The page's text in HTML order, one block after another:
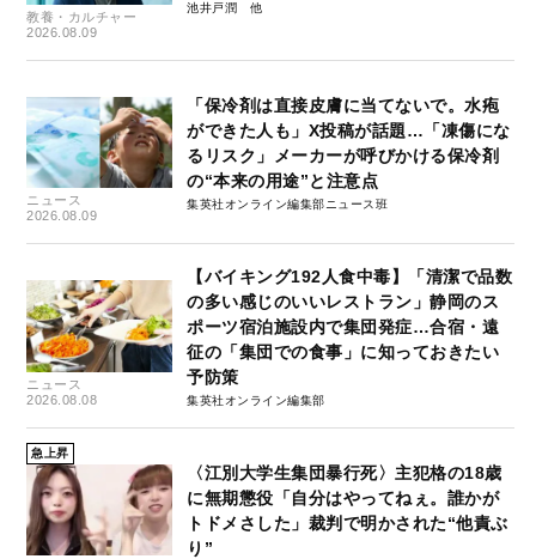
教養・カルチャー
2026.08.09
池井戸潤
ニュース
2026.08.09
「保冷剤は直接皮膚に当てないで。水疱
ができた人も」X投稿が話題…「凍傷にな
るリスク」メーカーが呼びかける保冷剤
の“本来の用途”と注意点
集英社オンライン編集部ニュース班
ニュース
2026.08.08
【バイキング192人食中毒】「清潔で品数
の多い感じのいいレストラン」静岡のス
ポーツ宿泊施設内で集団発症…合宿・遠
征の「集団での食事」に知っておきたい
予防策
集英社オンライン編集部
急上昇
〈江別大学生集団暴行死〉主犯格の18歳
に無期懲役「自分はやってねぇ。誰かが
トドメさした」裁判で明かされた“他責ぶ
り”